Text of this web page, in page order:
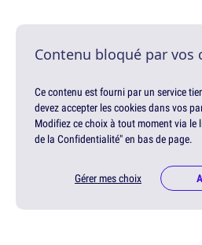
Contenu bloqué par vos
Ce contenu est fourni par un service
devez accepter les cookies dans vos
Modifiez ce choix à tout moment via le
de la Confidentialité" en bas de page.
Gérer mes choix